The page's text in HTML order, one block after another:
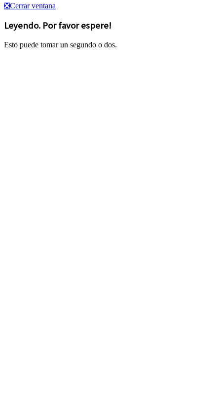
❎Cerrar ventana
Leyendo. Por favor espere!
Esto puede tomar un segundo o dos.